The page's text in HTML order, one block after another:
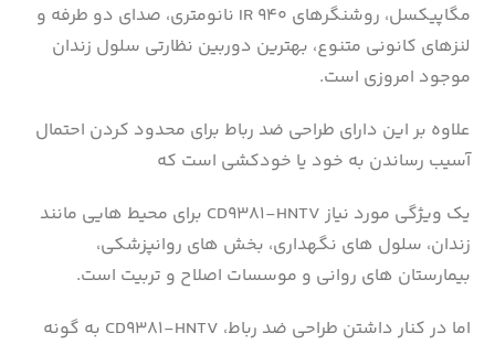
مگاپیکسل، روشنگرهای IR 940 نانومتری، صدای دو طرفه و
لنزهای کانونی متنوع، بهترین دوربین نظارتی سلول زندان
موجود امروزی است.
علاوه بر این دارای طراحی ضد رباط برای محدود کردن احتمال
آسیب رساندن به خود یا خودکشی است که
یک ویژگی مورد نیاز CD9381-HNTV برای محیط هایی مانند
زندان، سلول های نگهداری، بخش های روانپزشکی،
بیمارستان های روانی و موسسات اصلاح و تربیت است.
اما در کنار داشتن طراحی ضد رباط، CD9381-HNTV به گونه